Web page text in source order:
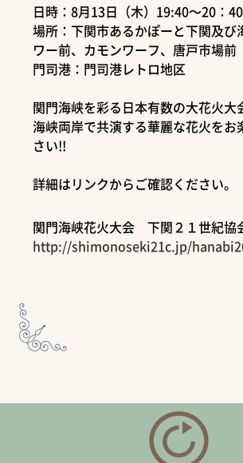
日時：8月13日（木）19:40～20：
場所：下関市あるかぽーと下関及び
ワー前、カモンワーフ、唐戸市場前
門司港：門司港レトロ地区
関門海峡を彩る日本有数の大花火大
海峡両岸で共演する華麗な花火をお
さい!!
詳細はリンクからご確認ください。
関門海峡花火大会 下関２１世紀協
http://shimonoseki21c.jp/